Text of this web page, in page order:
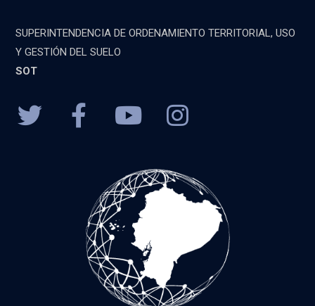
SUPERINTENDENCIA DE ORDENAMIENTO TERRITORIAL, USO
Y GESTIÓN DEL SUELO
SOT